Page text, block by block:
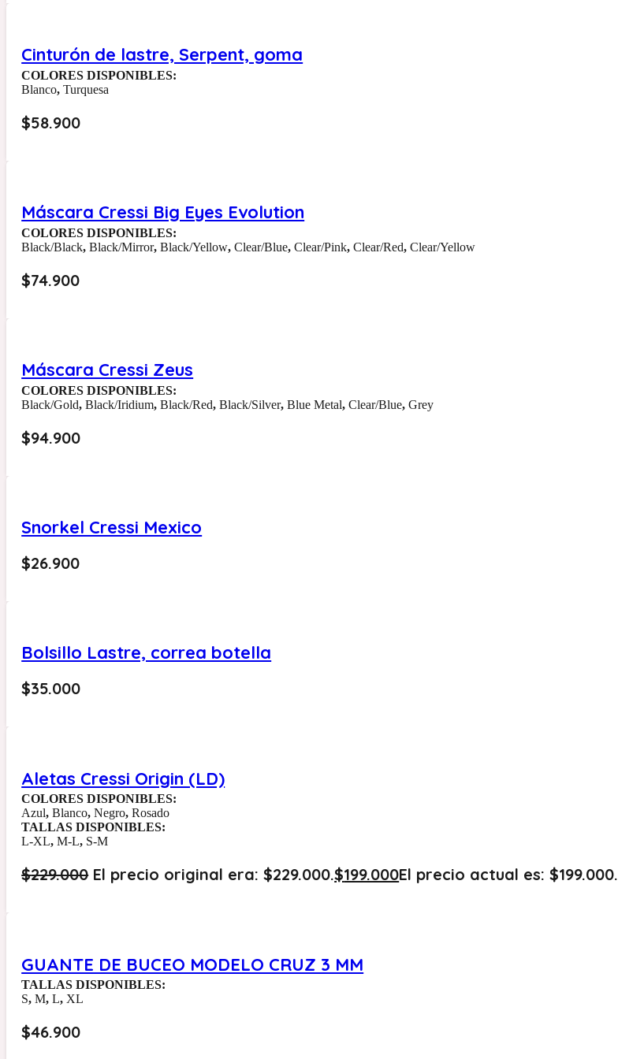
Cinturón de lastre, Serpent, goma
COLORES DISPONIBLES:
Blanco,Turquesa
$58.900
Máscara Cressi Big Eyes Evolution
COLORES DISPONIBLES:
Black/Black,Black/Mirror,Black/Yellow,Clear/Blue,Clear/Pink,Clear/Red,Clear/Yellow
$74.900
Máscara Cressi Zeus
COLORES DISPONIBLES:
Black/Gold,Black/Iridium,Black/Red,Black/Silver,Blue Metal,Clear/Blue,Grey
$94.900
Snorkel Cressi Mexico
$26.900
Bolsillo Lastre, correa botella
$35.000
Aletas Cressi Origin (LD)
COLORES DISPONIBLES:
Azul,Blanco,Negro,Rosado
TALLAS DISPONIBLES:
L-XL,M-L, S-M
$229.000 El precio original era: $229.000.$199.000El precio actual es: $199.000.
GUANTE DE BUCEO MODELO CRUZ 3 MM
TALLAS DISPONIBLES:
S,M,L,XL
$46.900